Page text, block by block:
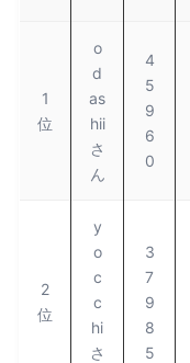
1
位
o
d
as
hii
さ
ん
4
5
9
6
0
2
位
y
o
c
c
hi
さ
3
7
9
8
5